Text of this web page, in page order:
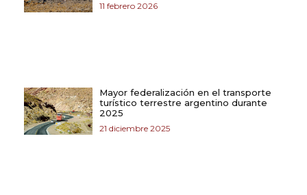
11 febrero 2026
Mayor federalización en el transporte
turístico terrestre argentino durante
2025
21 diciembre 2025